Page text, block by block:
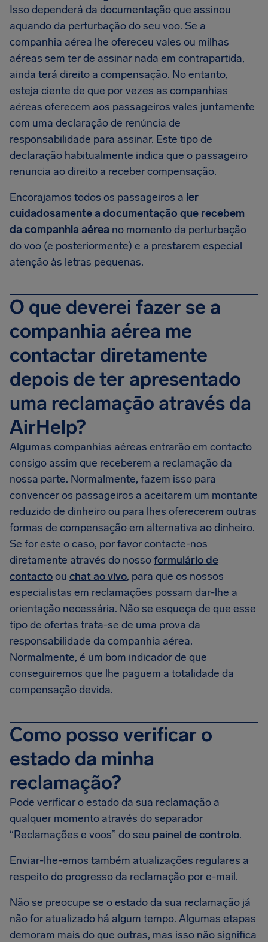
Isso dependerá da documentação que assinou
aquando da perturbação do seu voo. Se a
companhia aérea lhe ofereceu vales ou milhas
aéreas sem ter de assinar nada em contrapartida,
ainda terá direito a compensação. No entanto,
esteja ciente de que por vezes as companhias
aéreas oferecem aos passageiros vales juntamente
com uma declaração de renúncia de
responsabilidade para assinar. Este tipo de
declaração habitualmente indica que o passageiro
renuncia ao direito a receber compensação.
Encorajamos todos os passageiros a ler
cuidadosamente a documentação que recebem
da companhia aérea no momento da perturbação
do voo (e posteriormente) e a prestarem especial
atenção às letras pequenas.
O que deverei fazer se a
companhia aérea me
contactar diretamente
depois de ter apresentado
uma reclamação através da
AirHelp?
Algumas companhias aéreas entrarão em contacto
consigo assim que receberem a reclamação da
nossa parte. Normalmente, fazem isso para
convencer os passageiros a aceitarem um montante
reduzido de dinheiro ou para lhes oferecerem outras
formas de compensação em alternativa ao dinheiro.
Se for este o caso, por favor contacte-nos
diretamente através do nossoformulário de
contactoou chat ao vivo, para que os nossos
especialistas em reclamações possam dar-lhe a
orientação necessária. Não se esqueça de que esse
tipo de ofertas trata-se de uma prova da
responsabilidade da companhia aérea.
Normalmente, é um bom indicador de que
conseguiremos que lhe paguem a totalidade da
compensação devida.
Como posso verificar o
estado da minha
reclamação?
Pode verificar o estado da sua reclamação a
qualquer momento através do separador
“Reclamações e voos” do seu painel de controlo.
Enviar-lhe-emos também atualizações regulares a
respeito do progresso da reclamação por e-mail.
Não se preocupe se o estado da sua reclamação já
não for atualizado há algum tempo. Algumas etapas
demoram mais do que outras, mas isso não significa